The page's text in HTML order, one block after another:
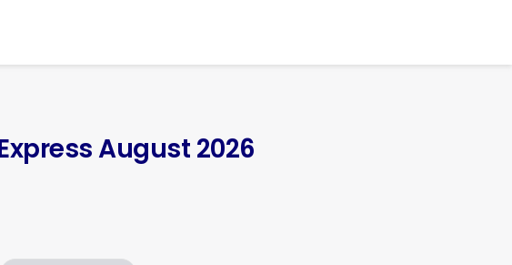
August 2026